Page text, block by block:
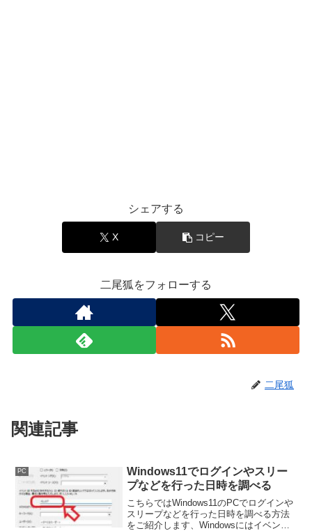
シェアする
X コピー
二尾狐をフォローする
二尾狐
関連記事
PC
Windows11でログインやスリー
プなどを行った日時を調べる
こちらではWindows11のPCでログインや
スリープなどを行った日時を調べる方法
をご紹介します、Windowsにはイベント